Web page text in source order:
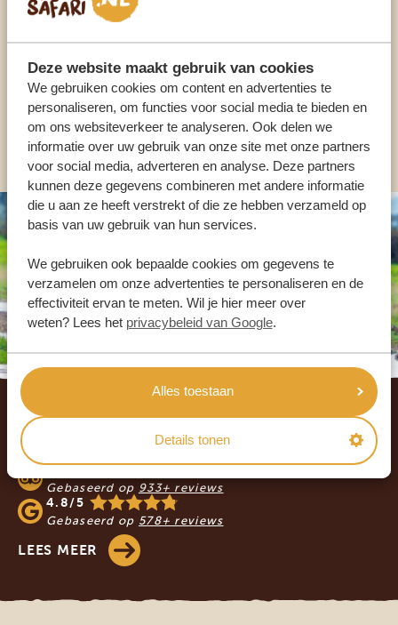
Deze website maakt gebruik van cookies
We gebruiken cookies om content en advertenties te
personaliseren, om functies voor social media te bieden en
om ons websiteverkeer te analyseren. Ook delen we
informatie over uw gebruik van onze site met onze partners
voor social media, adverteren en analyse. Deze partners
kunnen deze gegevens combineren met andere informatie
die u aan ze heeft verstrekt of die ze hebben verzameld op
basis van uw gebruik van hun services.
We gebruiken ook bepaalde cookies om gegevens te
verzamelen om onze advertenties te personaliseren en de
effectiviteit ervan te meten. Wil je hier meer over
weten? Lees het privacybeleid van Google.
Alles toestaan
Details tonen
ONZE SPECIALISTEN STAAN VOOR JE KLAAR
NL:+31 174 700 212
ANDERE LANDEN
Footer
WAT ZEGGEN ONZE KLANTEN? LEES DE
REVIEWS!
4.9/5
Gebaseerd op 933+ reviews
4.8/5
Gebaseerd op 578+ reviews
LEES MEER